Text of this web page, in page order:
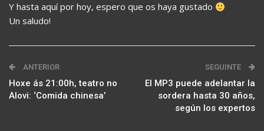
Y hasta aquí por hoy, espero que os haya gustado
Un saludo!
ANTERIOR
Hoxe ás 21:00h, teatro no
Alovi: ‘Comida chinesa’
SEGUINTE
El MP3 puede adelantar la
sordera hasta 30 años,
según los expertos